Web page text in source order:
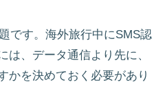
です。海外旅行中にSMS認
は、データ通信より先に、
かを決めておく必要があり